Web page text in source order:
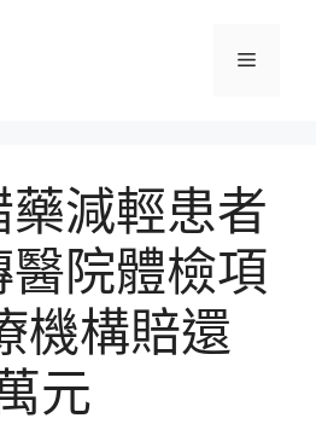
選
減輕患者
院體檢項
機構賠還
元